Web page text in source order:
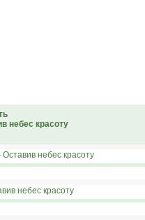
небес красоту
Оставив небес красоту
небес красоту